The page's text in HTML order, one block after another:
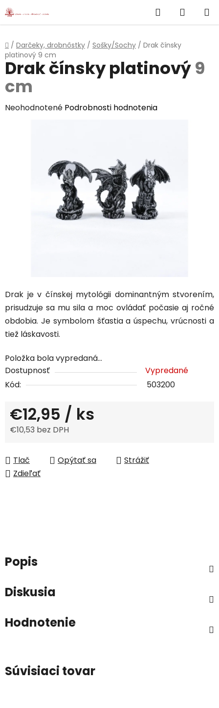
Prejsť
na
Hľadať
KOŠÍK
Domov
/ Darčeky, drobnôstky / Sošky/Sochy / Drak čínsky
platinový 9 cm
Drak je v čínskej mytológii dominantným stvorením,
prisudzuje sa mu sila a moc ovládať počasie aj ročné
obdobia. Je symbolom šťastia a úspechu, vrúcnosti a
tiež láskavosti.
Položka bola vypredaná…
Dostupnosť
Vypredané
Kód:
503200
€12,95 / ks
€10,53 bez DPH
Tlač
Opýtať sa
Strážiť
Zdieľať
Drak čínsky platinový9
cm
Priemerné
Neohodnotené Podrobnosti hodnotenia
Popis
Diskusia
Hodnotenie
Súvisiaci tovar